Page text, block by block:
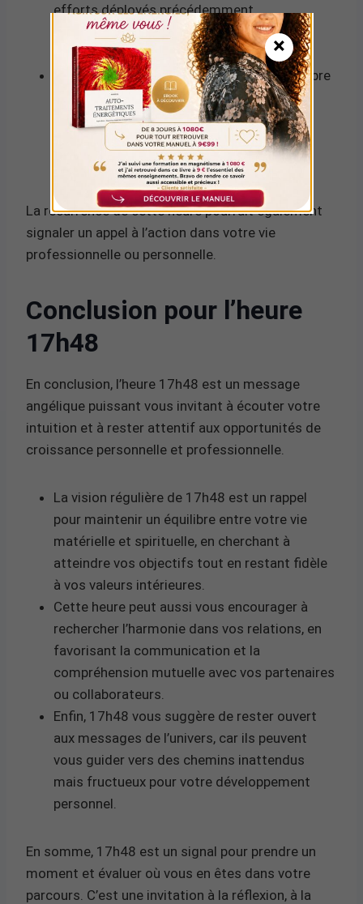
efforts déployés précédemment
commencent à porter leurs fruits dans le
monde tangible.
Somme 65: (1+7+4+8=20, 2+0=2) Le nombre
2, issu de la réduction de 65, évoque
l’équilibre, l’harmonie et les partenariats. Il
suggère la nécessité de coopérer avec les
autres pour réussir.
La récurrence de cette heure pourrait également
signaler un appel à l’action dans votre vie
professionnelle ou personnelle.
Conclusion pour l’heure
17h48
En conclusion, l’heure 17h48 est un message
angélique puissant vous invitant à écouter votre
intuition et à rester attentif aux opportunités de
croissance personnelle et professionnelle.
La vision régulière de 17h48 est un rappel
pour maintenir un équilibre entre votre vie
matérielle et spirituelle, en cherchant à
atteindre vos objectifs tout en restant fidèle
à vos valeurs intérieures.
Cette heure peut aussi vous encourager à
rechercher l’harmonie dans vos relations, en
favorisant la communication et la
compréhension mutuelle avec vos partenaires
ou collaborateurs.
Enfin, 17h48 vous suggère de rester ouvert
aux messages de l’univers, car ils peuvent
vous guider vers des chemins inattendus
mais fructueux pour votre développement
personnel.
En somme, 17h48 est un signal pour prendre un
moment et évaluer où vous en êtes dans votre
parcours. C’est une invitation à la réflexion, à la
×